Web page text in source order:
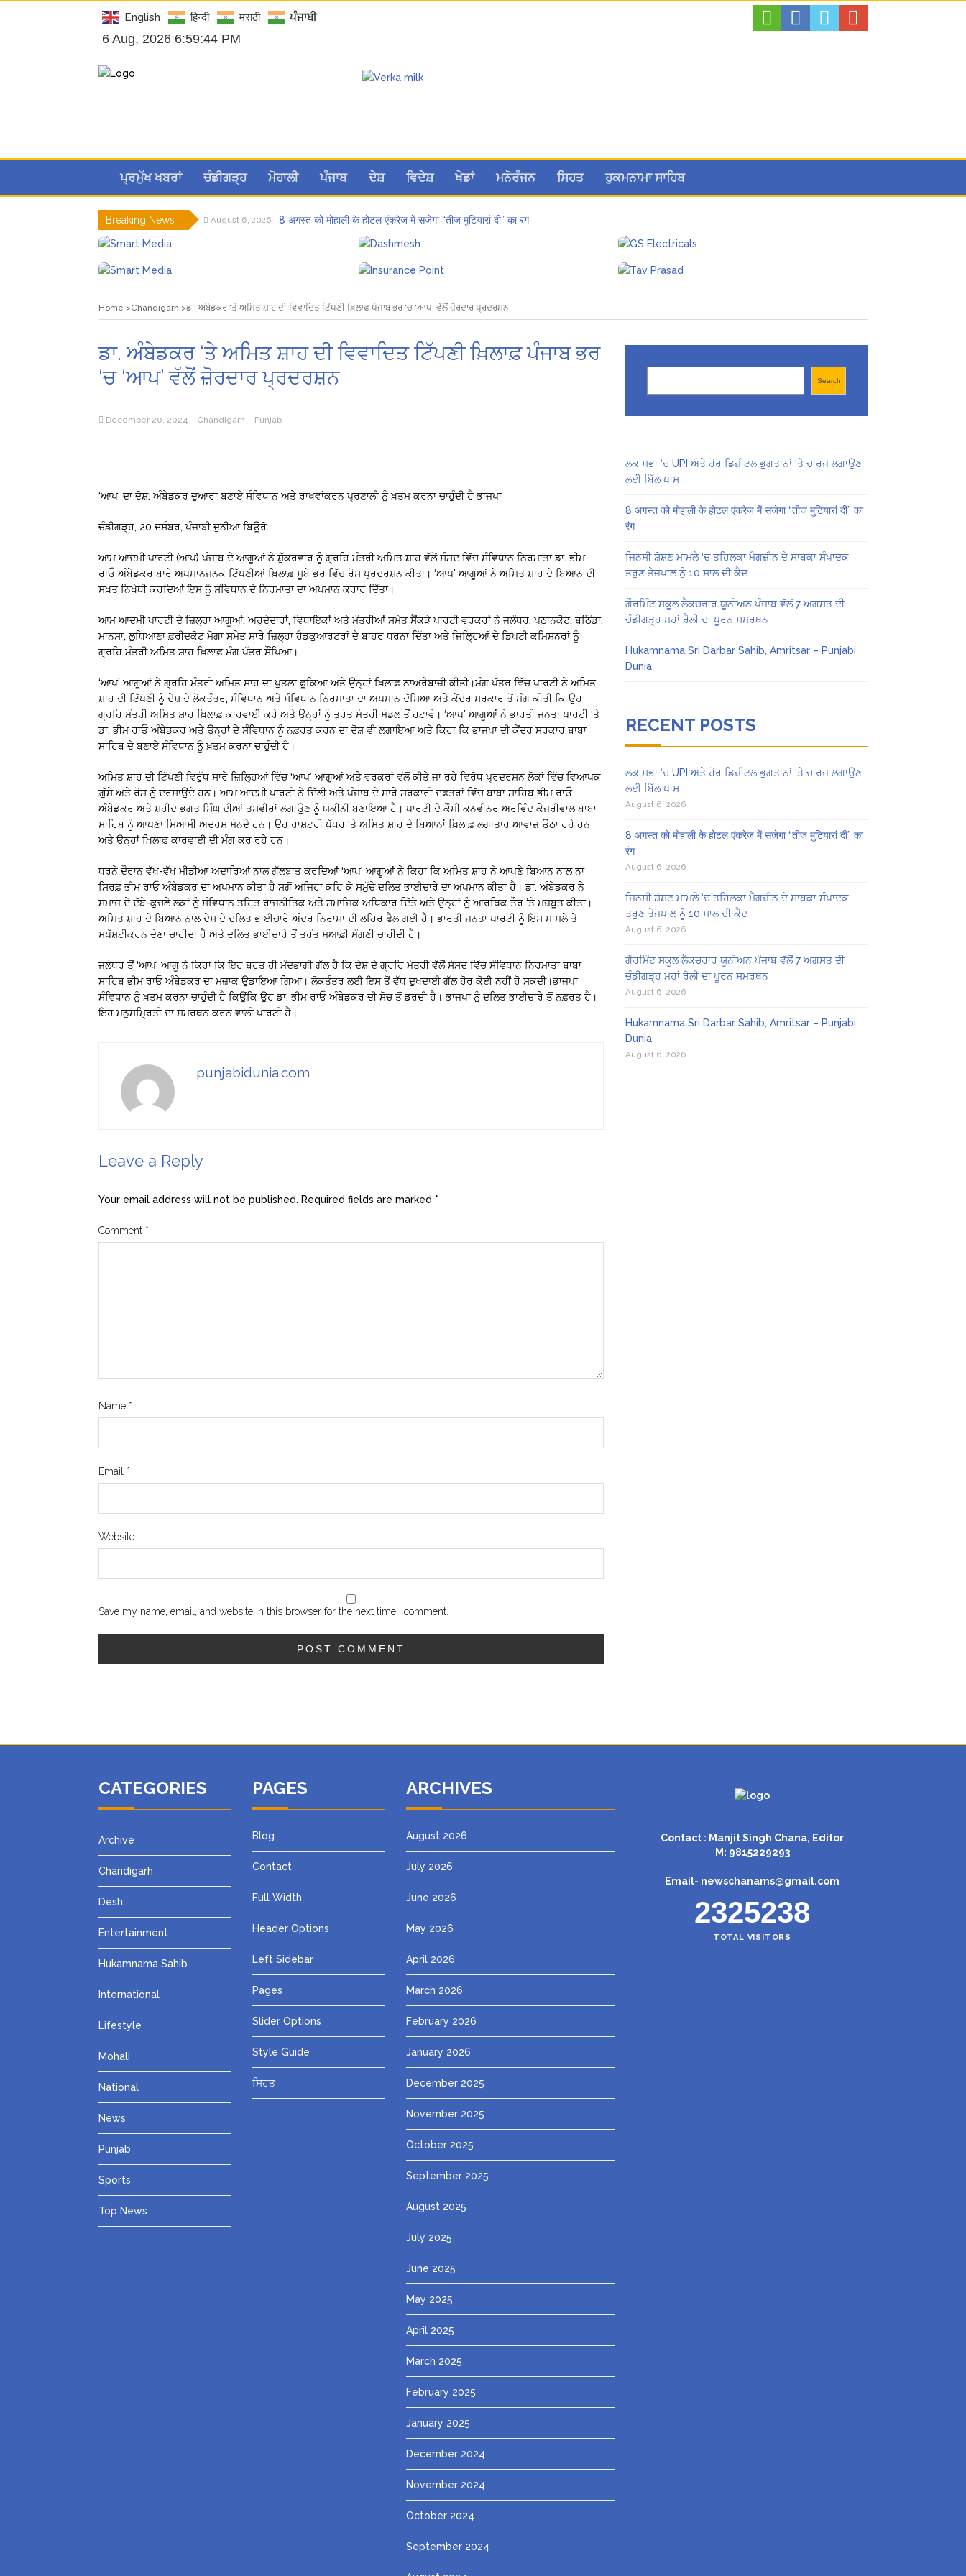
English हिन्दी मराठी ਪੰਜਾਬੀ
6 Aug, 2026 6:59:45 PM
ਪ੍ਰਮੁੱਖ ਖਬਰਾਂ ਚੰਡੀਗੜ੍ਹ ਮੋਹਾਲੀ ਪੰਜਾਬ ਦੇਸ਼ ਵਿਦੇਸ਼ ਖੇਡਾਂ ਮਨੋਰੰਜਨ ਸਿਹਤ ਹੁਕਮਨਾਮਾ ਸਾਹਿਬ
Breaking News August 6, 2026 8 अगस्त को मोहाली के होटल एंकरेज में सजेगा “तीज मुटियारां दी” का रंग
ਜਿਨਸੀ ਸ਼ੋਸ਼ਣ ਮਾਮਲੇ ‘ਚ ਤਹਿਲਕਾ ਮੈਗਜ਼ੀਨ ਦੇ ਸਾਬਕਾ ਸੰਪਾਦਕ ਤਰੁਣ ਤੇਜਪਾਲ ਨੂੰ 10 ਸਾਲ ਦੀ ਕੈਦ
Hukamnama Sri Darbar Sahib, Amritsar – Punjabi Dunia
Home Chandigarh ਡਾ. ਅੰਬੇਡਕਰ ‘ਤੇ ਅਮਿਤ ਸ਼ਾਹ ਦੀ ਵਿਵਾਦਿਤ ਟਿੱਪਣੀ ਖ਼ਿਲਾਫ਼ ਪੰਜਾਬ ਭਰ ‘ਚ ‘ਆਪ’ ਵੱਲੋਂ ਜ਼ੋਰਦਾਰ ਪ੍ਰਦਰਸ਼ਨ
ਡਾ. ਅੰਬੇਡਕਰ ‘ਤੇ ਅਮਿਤ ਸ਼ਾਹ ਦੀ ਵਿਵਾਦਿਤ ਟਿੱਪਣੀ ਖ਼ਿਲਾਫ਼ ਪੰਜਾਬ ਭਰ
‘ਚ ‘ਆਪ’ ਵੱਲੋਂ ਜ਼ੋਰਦਾਰ ਪ੍ਰਦਰਸ਼ਨ
December 20, 2024 Chandigarh Punjab
‘ਆਪ’ ਦਾ ਦੋਸ਼: ਅੰਬੇਡਕਰ ਦੁਆਰਾ ਬਣਾਏ ਸੰਵਿਧਾਨ ਅਤੇ ਰਾਖਵਾਂਕਰਨ ਪ੍ਰਣਾਲੀ ਨੂੰ ਖ਼ਤਮ ਕਰਨਾ ਚਾਹੁੰਦੀ ਹੈ ਭਾਜਪਾ
ਚੰਡੀਗੜ੍ਹ, 20 ਦਸੰਬਰ, ਪੰਜਾਬੀ ਦੁਨੀਆ ਬਿਊਰੋ:
ਆਮ ਆਦਮੀ ਪਾਰਟੀ (ਆਪ) ਪੰਜਾਬ ਦੇ ਆਗੂਆਂ ਨੇ ਸ਼ੁੱਕਰਵਾਰ ਨੂੰ ਗ੍ਰਹਿ ਮੰਤਰੀ ਅਮਿਤ ਸ਼ਾਹ ਵੱਲੋਂ ਸੰਸਦ ਵਿੱਚ ਸੰਵਿਧਾਨ ਨਿਰਮਾਤਾ ਡਾ. ਭੀਮ
ਰਾਓ ਅੰਬੇਡਕਰ ਬਾਰੇ ਅਪਮਾਨਜਨਕ ਟਿੱਪਣੀਆਂ ਖ਼ਿਲਾਫ਼ ਸੂਬੇ ਭਰ ਵਿੱਚ ਰੋਸ ਪ੍ਰਦਰਸ਼ਨ ਕੀਤਾ। ‘ਆਪ’ ਆਗੂਆਂ ਨੇ ਅਮਿਤ ਸ਼ਾਹ ਦੇ ਬਿਆਨ ਦੀ
ਸਖ਼ਤ ਨਿਖੇਧੀ ਕਰਦਿਆਂ ਇਸ ਨੂੰ ਸੰਵਿਧਾਨ ਦੇ ਨਿਰਮਾਤਾ ਦਾ ਅਪਮਾਨ ਕਰਾਰ ਦਿੱਤਾ।
ਆਮ ਆਦਮੀ ਪਾਰਟੀ ਦੇ ਜ਼ਿਲ੍ਹਾ ਆਗੂਆਂ, ਅਹੁਦੇਦਾਰਾਂ, ਵਿਧਾਇਕਾਂ ਅਤੇ ਮੰਤਰੀਆਂ ਸਮੇਤ ਸੈਂਕੜੇ ਪਾਰਟੀ ਵਰਕਰਾਂ ਨੇ ਜਲੰਧਰ, ਪਠਾਨਕੋਟ, ਬਠਿੰਡਾ,
ਮਾਨਸਾ, ਲੁਧਿਆਣਾ ਫ਼ਰੀਦਕੋਟ ਮੋਗਾ ਸਮੇਤ ਸਾਰੇ ਜ਼ਿਲ੍ਹਾ ਹੈਡਕੁਆਰਟਰਾਂ ਦੇ ਬਾਹਰ ਧਰਨਾ ਦਿੱਤਾ ਅਤੇ ਜ਼ਿਲ੍ਹਿਆਂ ਦੇ ਡਿਪਟੀ ਕਮਿਸ਼ਨਰਾਂ ਨੂੰ
ਗ੍ਰਹਿ ਮੰਤਰੀ ਅਮਿਤ ਸ਼ਾਹ ਖ਼ਿਲਾਫ਼ ਮੰਗ ਪੱਤਰ ਸੌਂਪਿਆ।
‘ਆਪ’ ਆਗੂਆਂ ਨੇ ਗ੍ਰਹਿ ਮੰਤਰੀ ਅਮਿਤ ਸ਼ਾਹ ਦਾ ਪੁਤਲਾ ਫੂਕਿਆ ਅਤੇ ਉਨ੍ਹਾਂ ਖ਼ਿਲਾਫ਼ ਨਾਅਰੇਬਾਜ਼ੀ ਕੀਤੀ।ਮੰਗ ਪੱਤਰ ਵਿੱਚ ਪਾਰਟੀ ਨੇ ਅਮਿਤ
ਸ਼ਾਹ ਦੀ ਟਿੱਪਣੀ ਨੂੰ ਦੇਸ਼ ਦੇ ਲੋਕਤੰਤਰ, ਸੰਵਿਧਾਨ ਅਤੇ ਸੰਵਿਧਾਨ ਨਿਰਮਾਤਾ ਦਾ ਅਪਮਾਨ ਦੱਸਿਆ ਅਤੇ ਕੇਂਦਰ ਸਰਕਾਰ ਤੋਂ ਮੰਗ ਕੀਤੀ ਕਿ ਉਹ
ਗ੍ਰਹਿ ਮੰਤਰੀ ਅਮਿਤ ਸ਼ਾਹ ਖ਼ਿਲਾਫ਼ ਕਾਰਵਾਈ ਕਰੇ ਅਤੇ ਉਨ੍ਹਾਂ ਨੂੰ ਤੁਰੰਤ ਮੰਤਰੀ ਮੰਡਲ ਤੋਂ ਹਟਾਵੇ। ‘ਆਪ’ ਆਗੂਆਂ ਨੇ ਭਾਰਤੀ ਜਨਤਾ ਪਾਰਟੀ ‘ਤੇ
ਡਾ. ਭੀਮ ਰਾਓ ਅੰਬੇਡਕਰ ਅਤੇ ਉਨ੍ਹਾਂ ਦੇ ਸੰਵਿਧਾਨ ਨੂੰ ਨਫ਼ਰਤ ਕਰਨ ਦਾ ਦੋਸ਼ ਵੀ ਲਗਾਇਆ ਅਤੇ ਕਿਹਾ ਕਿ ਭਾਜਪਾ ਦੀ ਕੇਂਦਰ ਸਰਕਾਰ ਬਾਬਾ
ਸਾਹਿਬ ਦੇ ਬਣਾਏ ਸੰਵਿਧਾਨ ਨੂੰ ਖ਼ਤਮ ਕਰਨਾ ਚਾਹੁੰਦੀ ਹੈ।
ਅਮਿਤ ਸ਼ਾਹ ਦੀ ਟਿੱਪਣੀ ਵਿਰੁੱਧ ਸਾਰੇ ਜ਼ਿਲ੍ਹਿਆਂ ਵਿੱਚ ‘ਆਪ’ ਆਗੂਆਂ ਅਤੇ ਵਰਕਰਾਂ ਵੱਲੋਂ ਕੀਤੇ ਜਾ ਰਹੇ ਵਿਰੋਧ ਪ੍ਰਦਰਸ਼ਨ ਲੋਕਾਂ ਵਿੱਚ ਵਿਆਪਕ
ਗ਼ੁੱਸੇ ਅਤੇ ਰੋਸ ਨੂੰ ਦਰਸਾਉਂਦੇ ਹਨ। ਆਮ ਆਦਮੀ ਪਾਰਟੀ ਨੇ ਦਿੱਲੀ ਅਤੇ ਪੰਜਾਬ ਦੇ ਸਾਰੇ ਸਰਕਾਰੀ ਦਫ਼ਤਰਾਂ ਵਿੱਚ ਬਾਬਾ ਸਾਹਿਬ ਭੀਮ ਰਾਓ
ਅੰਬੇਡਕਰ ਅਤੇ ਸ਼ਹੀਦ ਭਗਤ ਸਿੰਘ ਦੀਆਂ ਤਸਵੀਰਾਂ ਲਗਾਉਣ ਨੂੰ ਯਕੀਨੀ ਬਣਾਇਆ ਹੈ। ਪਾਰਟੀ ਦੇ ਕੌਮੀ ਕਨਵੀਨਰ ਅਰਵਿੰਦ ਕੇਜਰੀਵਾਲ ਬਾਬਾ
ਸਾਹਿਬ ਨੂੰ ਆਪਣਾ ਸਿਆਸੀ ਅਦਰਸ਼ ਮੰਨਦੇ ਹਨ। ਉਹ ਰਾਸ਼ਟਰੀ ਪੱਧਰ ‘ਤੇ ਅਮਿਤ ਸ਼ਾਹ ਦੇ ਬਿਆਨਾਂ ਖ਼ਿਲਾਫ਼ ਲਗਾਤਾਰ ਆਵਾਜ਼ ਉਠਾ ਰਹੇ ਹਨ
ਅਤੇ ਉਨ੍ਹਾਂ ਖ਼ਿਲਾਫ਼ ਕਾਰਵਾਈ ਦੀ ਮੰਗ ਕਰ ਰਹੇ ਹਨ।
ਧਰਨੇ ਦੌਰਾਨ ਵੱਖ-ਵੱਖ ਮੀਡੀਆ ਅਦਾਰਿਆਂ ਨਾਲ ਗੱਲਬਾਤ ਕਰਦਿਆਂ ‘ਆਪ’ ਆਗੂਆਂ ਨੇ ਕਿਹਾ ਕਿ ਅਮਿਤ ਸ਼ਾਹ ਨੇ ਆਪਣੇ ਬਿਆਨ ਨਾਲ ਨਾ
ਸਿਰਫ਼ ਭੀਮ ਰਾਓ ਅੰਬੇਡਕਰ ਦਾ ਅਪਮਾਨ ਕੀਤਾ ਹੈ ਸਗੋਂ ਅਜਿਹਾ ਕਹਿ ਕੇ ਸਮੁੱਚੇ ਦਲਿਤ ਭਾਈਚਾਰੇ ਦਾ ਅਪਮਾਨ ਕੀਤਾ ਹੈ। ਡਾ. ਅੰਬੇਡਕਰ ਨੇ
ਸਮਾਜ ਦੇ ਦੱਬੇ-ਕੁਚਲੇ ਲੋਕਾਂ ਨੂੰ ਸੰਵਿਧਾਨ ਤਹਿਤ ਰਾਜਨੀਤਿਕ ਅਤੇ ਸਮਾਜਿਕ ਅਧਿਕਾਰ ਦਿੱਤੇ ਅਤੇ ਉਨ੍ਹਾਂ ਨੂੰ ਆਰਥਿਕ ਤੌਰ ‘ਤੇ ਮਜ਼ਬੂਤ ਕੀਤਾ।
ਅਮਿਤ ਸ਼ਾਹ ਦੇ ਬਿਆਨ ਨਾਲ ਦੇਸ਼ ਦੇ ਦਲਿਤ ਭਾਈਚਾਰੇ ਅੰਦਰ ਨਿਰਾਸ਼ਾ ਦੀ ਲਹਿਰ ਫੈਲ ਗਈ ਹੈ। ਭਾਰਤੀ ਜਨਤਾ ਪਾਰਟੀ ਨੂੰ ਇਸ ਮਾਮਲੇ ਤੇ
ਸਪੱਸ਼ਟੀਕਰਨ ਦੇਣਾ ਚਾਹੀਦਾ ਹੈ ਅਤੇ ਦਲਿਤ ਭਾਈਚਾਰੇ ਤੋਂ ਤੁਰੰਤ ਮੁਆਫ਼ੀ ਮੰਗਣੀ ਚਾਹੀਦੀ ਹੈ।
ਜਲੰਧਰ ਤੋਂ ‘ਆਪ’ ਆਗੂ ਨੇ ਕਿਹਾ ਕਿ ਇਹ ਬਹੁਤ ਹੀ ਮੰਦਭਾਗੀ ਗੱਲ ਹੈ ਕਿ ਦੇਸ਼ ਦੇ ਗ੍ਰਹਿ ਮੰਤਰੀ ਵੱਲੋਂ ਸੰਸਦ ਵਿੱਚ ਸੰਵਿਧਾਨ ਨਿਰਮਾਤਾ ਬਾਬਾ
ਸਾਹਿਬ ਭੀਮ ਰਾਓ ਅੰਬੇਡਕਰ ਦਾ ਮਜ਼ਾਕ ਉਡਾਇਆ ਗਿਆ। ਲੋਕਤੰਤਰ ਲਈ ਇਸ ਤੋਂ ਵੱਧ ਦੁਖਦਾਈ ਗੱਲ ਹੋਰ ਕੋਈ ਨਹੀਂ ਹੋ ਸਕਦੀ।ਭਾਜਪਾ
ਸੰਵਿਧਾਨ ਨੂੰ ਖ਼ਤਮ ਕਰਨਾ ਚਾਹੁੰਦੀ ਹੈ ਕਿਉਂਕਿ ਉਹ ਡਾ. ਭੀਮ ਰਾਓ ਅੰਬੇਡਕਰ ਦੀ ਸੋਚ ਤੋਂ ਡਰਦੀ ਹੈ। ਭਾਜਪਾ ਨੂੰ ਦਲਿਤ ਭਾਈਚਾਰੇ ਤੋਂ ਨਫ਼ਰਤ ਹੈ।
ਇਹ ਮਨੁਸਮ੍ਰਿਤੀ ਦਾ ਸਮਰਥਨ ਕਰਨ ਵਾਲੀ ਪਾਰਟੀ ਹੈ।
punjabidunia.com
Leave a Reply
Your email address will not be published. Required fields are marked *
Comment *
Name *
Email *
Website
Save my name, email, and website in this browser for the next time I comment.
Search
ਲੋਕ ਸਭਾ ‘ਚ UPI ਅਤੇ ਹੋਰ ਡਿਜ਼ੀਟਲ ਭੁਗਤਾਨਾਂ ‘ਤੇ ਚਾਰਜ ਲਗਾਉਣ
ਲਈ ਬਿੱਲ ਪਾਸ
8 अगस्त को मोहाली के होटल एंकरेज में सजेगा “तीज मुटियारां दी” का
रंग
ਜਿਨਸੀ ਸ਼ੋਸ਼ਣ ਮਾਮਲੇ ‘ਚ ਤਹਿਲਕਾ ਮੈਗਜ਼ੀਨ ਦੇ ਸਾਬਕਾ ਸੰਪਾਦਕ
ਤਰੁਣ ਤੇਜਪਾਲ ਨੂੰ 10 ਸਾਲ ਦੀ ਕੈਦ
ਗੌਰਮਿੰਟ ਸਕੂਲ ਲੈਕਚਰਾਰ ਯੂਨੀਅਨ ਪੰਜਾਬ ਵੱਲੋਂ 7 ਅਗਸਤ ਦੀ
ਚੰਡੀਗੜ੍ਹ ਮਹਾਂ ਰੈਲੀ ਦਾ ਪੂਰਨ ਸਮਰਥਨ
Hukamnama Sri Darbar Sahib, Amritsar – Punjabi
Dunia
RECENT POSTS
ਲੋਕ ਸਭਾ ‘ਚ UPI ਅਤੇ ਹੋਰ ਡਿਜ਼ੀਟਲ ਭੁਗਤਾਨਾਂ ‘ਤੇ ਚਾਰਜ ਲਗਾਉਣ
ਲਈ ਬਿੱਲ ਪਾਸ
August 6, 2026
8 अगस्त को मोहाली के होटल एंकरेज में सजेगा “तीज मुटियारां दी” का
रंग
August 6, 2026
ਜਿਨਸੀ ਸ਼ੋਸ਼ਣ ਮਾਮਲੇ ‘ਚ ਤਹਿਲਕਾ ਮੈਗਜ਼ੀਨ ਦੇ ਸਾਬਕਾ ਸੰਪਾਦਕ
ਤਰੁਣ ਤੇਜਪਾਲ ਨੂੰ 10 ਸਾਲ ਦੀ ਕੈਦ
August 6, 2026
ਗੌਰਮਿੰਟ ਸਕੂਲ ਲੈਕਚਰਾਰ ਯੂਨੀਅਨ ਪੰਜਾਬ ਵੱਲੋਂ 7 ਅਗਸਤ ਦੀ
ਚੰਡੀਗੜ੍ਹ ਮਹਾਂ ਰੈਲੀ ਦਾ ਪੂਰਨ ਸਮਰਥਨ
August 6, 2026
Hukamnama Sri Darbar Sahib, Amritsar – Punjabi
Dunia
August 6, 2026
CATEGORIES
Archive
Chandigarh
Desh
Entertainment
Hukamnama Sahib
International
Lifestyle
Mohali
National
News
Punjab
Sports
Top News
PAGES
Blog
Contact
Full Width
Header Options
Left Sidebar
Pages
Slider Options
Style Guide
ਸਿਹਤ
ARCHIVES
August 2026
July 2026
June 2026
May 2026
April 2026
March 2026
February 2026
January 2026
December 2025
November 2025
October 2025
September 2025
August 2025
July 2025
June 2025
May 2025
April 2025
March 2025
February 2025
January 2025
December 2024
November 2024
October 2024
September 2024
Contact : Manjit Singh Chana, Editor
M: 9815229293
Email- newschanams@gmail.com
2325238
TOTAL VISITORS